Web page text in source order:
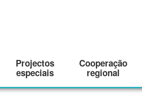
Projectos
especiais
Cooperação
regional